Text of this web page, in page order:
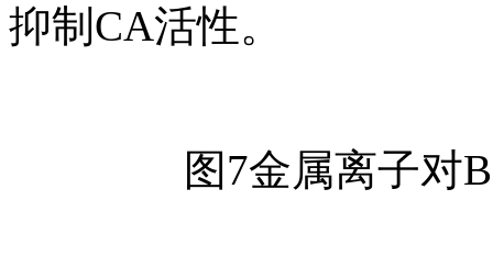
抑制CA活性。
图7金属离子对